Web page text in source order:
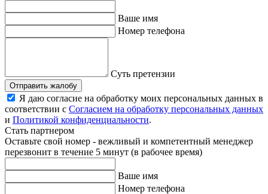
Ваше имя
Номер телефона
Суть претензии
Отправить жалобу
Я даю согласие на обработку моих персональных данных в
соответствии с Согласием на обработку персональных данных
и Политикой конфиденциальности.
Стать партнером
Оставьте свой номер - вежливый и компетентный менеджер
перезвонит в течение 5 минут (в рабочее время)
Ваше имя
Номер телефона